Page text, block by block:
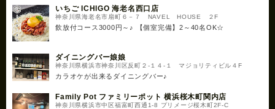
いちご ICHIGO 海老名西口店
神奈川県海老名市扇町６－７ NAVEL HOUSE ２F
飲放付コース3000円～♪ 【個室完備】2～40名OK☆
ダイニングバー娘娘
神奈川県横浜市神奈川区反町２‐１４‐１ マジョリティビル４F
カラオケが出来るダイニングバー♪
Family Pot ファミリーポット 横浜桜木町関内店
神奈川県横浜市中区福富町西通1-8 プリメージ桜木町2F-C